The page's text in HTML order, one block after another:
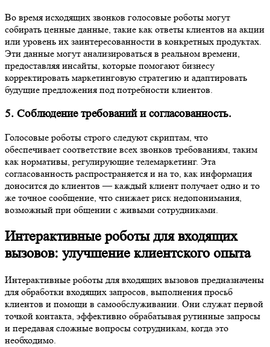
Во время исходящих звонков голосовые роботы могут
собирать ценные данные, такие как ответы клиентов на акции
или уровень их заинтересованности в конкретных продуктах.
Эти данные могут анализироваться в реальном времени,
предоставляя инсайты, которые помогают бизнесу
корректировать маркетинговую стратегию и адаптировать
будущие предложения под потребности клиентов.
5. Соблюдение требований и согласованность.
Голосовые роботы строго следуют скриптам, что
обеспечивает соответствие всех звонков требованиям, таким
как нормативы, регулирующие телемаркетинг. Эта
согласованность распространяется и на то, как информация
доносится до клиентов — каждый клиент получает одно и то
же точное сообщение, что снижает риск недопонимания,
возможный при общении с живыми сотрудниками.
Интерактивные роботы для входящих
вызовов: улучшение клиентского опыта
Интерактивные роботы для входящих вызовов предназначены
для обработки входящих запросов, выполнения просьб
клиентов и помощи в самообслуживании. Они служат первой
точкой контакта, эффективно обрабатывая рутинные запросы
и передавая сложные вопросы сотрудникам, когда это
необходимо.